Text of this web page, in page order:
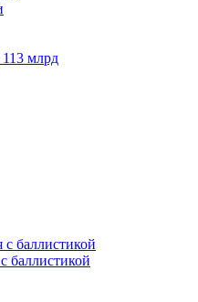
млрд
баллистикой